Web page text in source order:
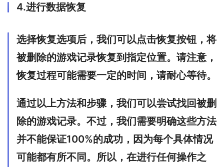
4.进行数据恢复
选择恢复选项后，我们可以点击恢复按钮，将
被删除的游戏记录恢复到指定位置。请注意，
恢复过程可能需要一定的时间，请耐心等待。
通过以上方法和步骤，我们可以尝试找回被删
除的游戏记录。不过，我们需要明确这些方法
并不能保证100%的成功，因为每个具体情况
可能都有所不同。所以，在进行任何操作之